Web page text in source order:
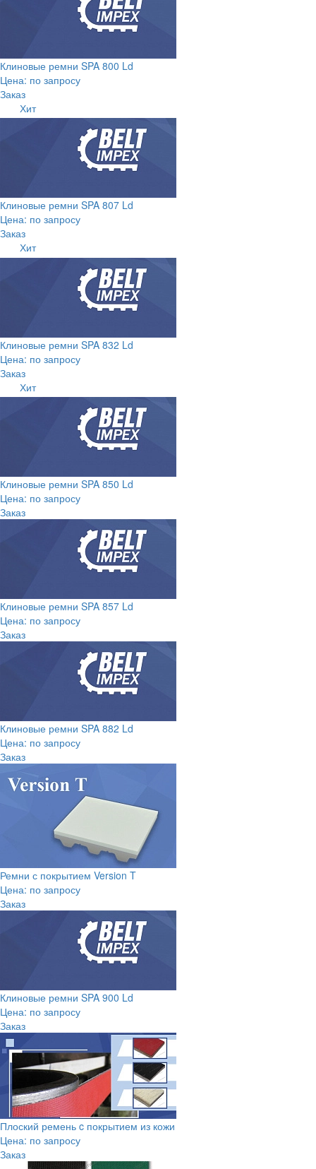
Клиновые ремни SPA 800 Ld
Цена: по запросу
Заказ
Хит
Клиновые ремни SPA 807 Ld
Цена: по запросу
Заказ
Хит
Клиновые ремни SPA 832 Ld
Цена: по запросу
Заказ
Хит
Клиновые ремни SPA 850 Ld
Цена: по запросу
Заказ
Клиновые ремни SPA 857 Ld
Цена: по запросу
Заказ
Клиновые ремни SPA 882 Ld
Цена: по запросу
Заказ
Ремни с покрытием Version T
Цена: по запросу
Заказ
Клиновые ремни SPA 900 Ld
Цена: по запросу
Заказ
Плоский ремень c покрытием из кожи
Цена: по запросу
Заказ